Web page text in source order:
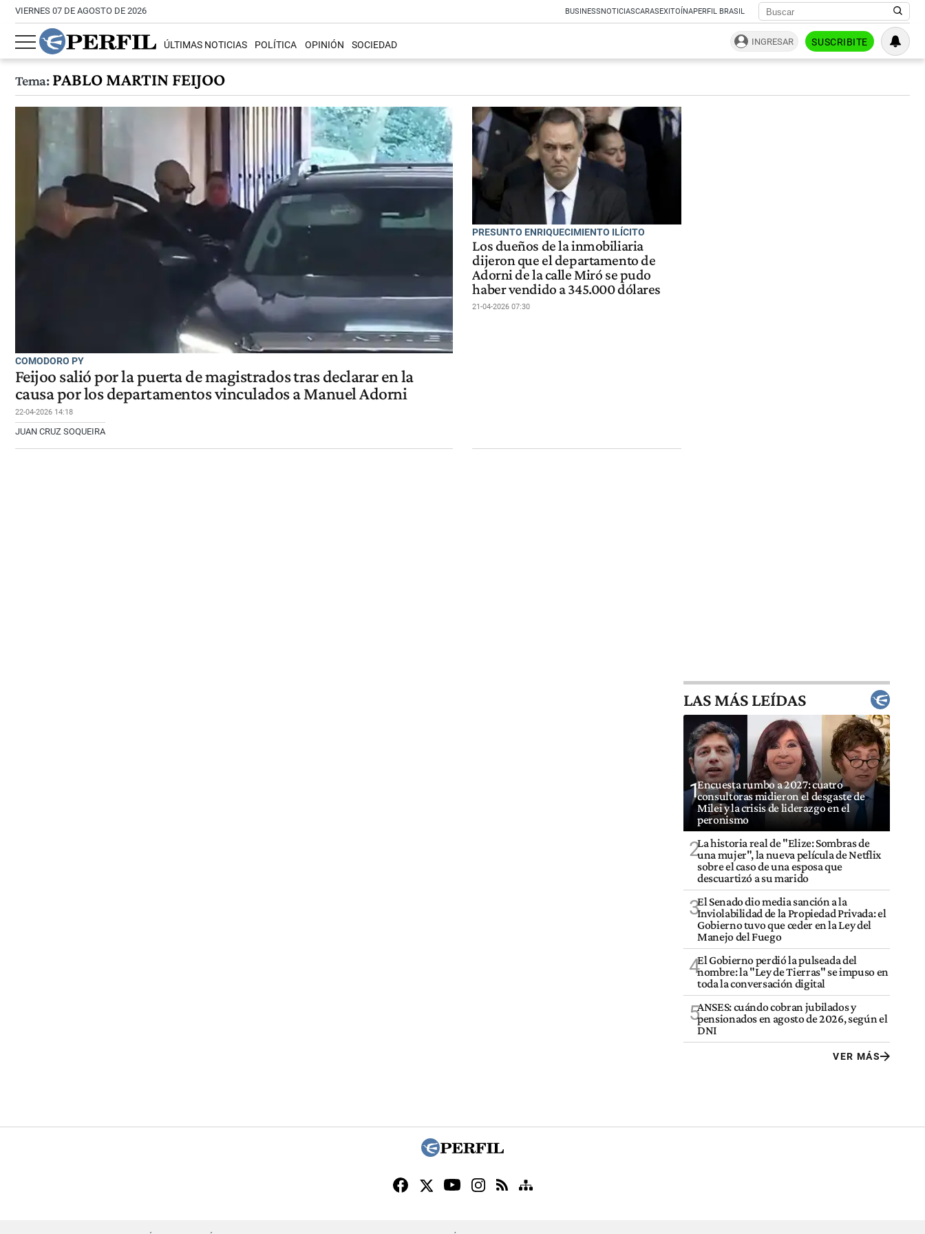
VIERNES 07 DE AGOSTO DE 2026 BUSINESSNOTICIASCARASEXITOÍNAPERFIL BRASIL
ÚLTIMAS NOTICIAS POLÍTICA OPINIÓN SOCIEDAD INGRESAR SUSCRIBITE
Tema:PABLO MARTIN FEIJOO
COMODORO PY
Feijoo salió por la puerta de magistrados tras declarar en la
causa por los departamentos vinculados a Manuel Adorni
22-04-2026 14:18
JUAN CRUZ SOQUEIRA
PRESUNTO ENRIQUECIMIENTO ILÍCITO
Los dueños de la inmobiliaria
dijeron que el departamento de
Adorni de la calle Miró se pudo
haber vendido a 345.000 dólares
21-04-2026 07:30
LAS MÁS LEÍDAS
1Encuesta rumbo a 2027: cuatro
consultoras midieron el desgaste de
Milei y la crisis de liderazgo en el
peronismo
2La historia real de "Elize: Sombras de
una mujer", la nueva película de Netflix
sobre el caso de una esposa que
descuartizó a su marido
3El Senado dio media sanción a la
Inviolabilidad de la Propiedad Privada: el
Gobierno tuvo que ceder en la Ley del
Manejo del Fuego
4El Gobierno perdió la pulseada del
nombre: la "Ley de Tierras" se impuso en
toda la conversación digital
5ANSES: cuándo cobran jubilados y
pensionados en agosto de 2026, según el
DNI
VER MÁS